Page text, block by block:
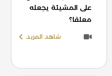
على المشيئة يجعله
معلقا؟
شاهد المزيد